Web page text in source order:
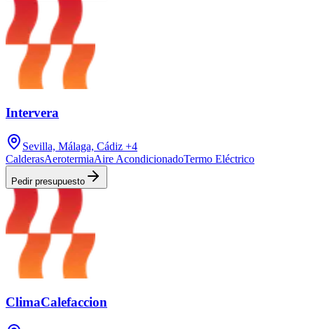
Intervera
Sevilla, Málaga, Cádiz +4
CalderasAerotermiaAire AcondicionadoTermo Eléctrico
Pedir presupuesto
ClimaCalefaccion